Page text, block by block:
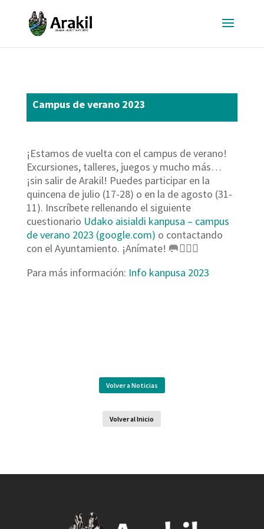
Campus de verano 2023
¡Estamos de vuelta con el campus de verano!
Excursiones, talleres, juegos y mucho más…
¡sin salir de Arakil! Puedes participar en la
quincena de julio (17-28) o en la de agosto (31-
11). Inscríbete rellenando el siguiente
cuestionario Udako aisialdi kanpusa – campus
de verano 2023 (google.com) o contactando
con el Ayuntamiento. ¡Anímate! 🥅🤸🏿‍♂️
Para más información: Info kanpusa 2023
Volver a Noticias
Volver al Inicio